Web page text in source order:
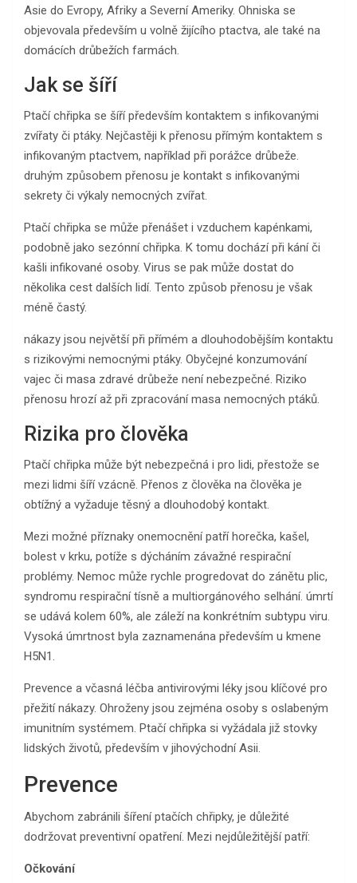
Asie do Evropy, Afriky a Severní Ameriky. Ohniska se
objevovala především u volně žijícího ptactva, ale také na
domácích drůbežích farmách.
Jak se šíří
Ptačí chřipka se šíří především kontaktem s infikovanými
zvířaty či ptáky. Nejčastěji k přenosu přímým kontaktem s
infikovaným ptactvem, například při porážce drůbeže.
druhým způsobem přenosu je kontakt s infikovanými
sekrety či výkaly nemocných zvířat.
Ptačí chřipka se může přenášet i vzduchem kapénkami,
podobně jako sezónní chřipka. K tomu dochází při kání či
kašli infikované osoby. Virus se pak může dostat do
několika cest dalších lidí. Tento způsob přenosu je však
méně častý.
nákazy jsou největší při přímém a dlouhodobějším kontaktu
s rizikovými nemocnými ptáky. Obyčejné konzumování
vajec či masa zdravé drůbeže není nebezpečné. Riziko
přenosu hrozí až při zpracování masa nemocných ptáků.
Rizika pro člověka
Ptačí chřipka může být nebezpečná i pro lidi, přestože se
mezi lidmi šíří vzácně. Přenos z člověka na člověka je
obtížný a vyžaduje těsný a dlouhodobý kontakt.
Mezi možné příznaky onemocnění patří horečka, kašel,
bolest v krku, potíže s dýcháním závažné respirační
problémy. Nemoc může rychle progredovat do zánětu plic,
syndromu respirační tísně a multiorgánového selhání. úmrtí
se udává kolem 60%, ale záleží na konkrétním subtypu viru.
Vysoká úmrtnost byla zaznamenána především u kmene
H5N1.
Prevence a včasná léčba antivirovými léky jsou klíčové pro
přežití nákazy. Ohroženy jsou zejména osoby s oslabeným
imunitním systémem. Ptačí chřipka si vyžádala již stovky
lidských životů, především v jihovýchodní Asii.
Prevence
Abychom zabránili šíření ptačích chřipky, je důležité
dodržovat preventivní opatření. Mezi nejdůležitější patří:
Očkování